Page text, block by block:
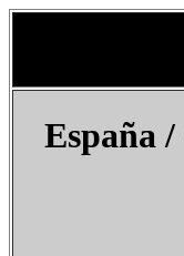
España/